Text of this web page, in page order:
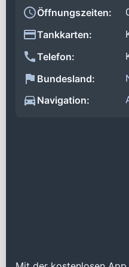
Öffnungszeiten:
Tankkarten:
Telefon:
Bundesland:
Navigation: